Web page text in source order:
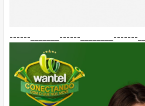
------_______------________-------___